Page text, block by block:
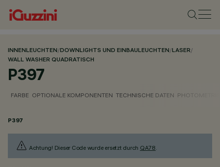
INNENLEUCHTEN/DOWNLIGHTS UND EINBAULEUCHTEN/LASER/
WALL WASHER QUADRATISCH
P397
FARBE OPTIONALE KOMPONENTEN TECHNISCHE DATEN
P397
Achtung! Dieser Code wurde ersetzt durch QA78.